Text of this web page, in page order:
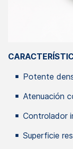
Potente
Atenuación
Controlador
Superficie